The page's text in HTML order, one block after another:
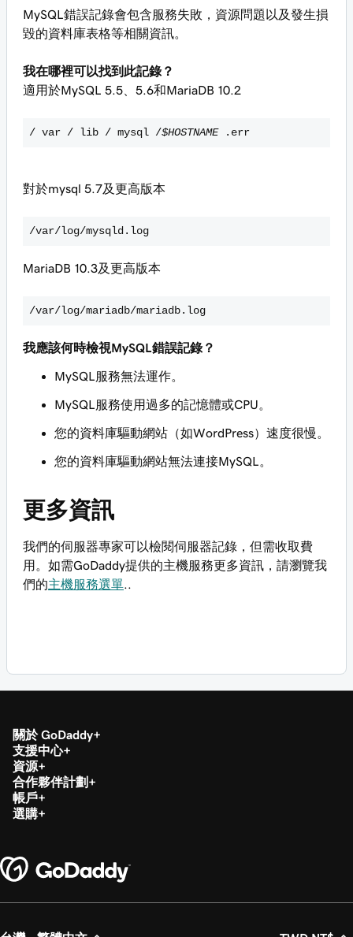
MySQL錯誤記錄會包含服務失敗，資源問題以及發生損
毀的資料庫表格等相關資訊。
我在哪裡可以找到此記錄？
適用於MySQL 5.5、5.6和MariaDB 10.2
/ var / lib / mysql /$HOSTNAME.err
對於mysql 5.7及更高版本
/var/log/mysqld.log
MariaDB 10.3及更高版本
/var/log/mariadb/mariadb.log
我應該何時檢視MySQL錯誤記錄？
MySQL服務無法運作。
MySQL服務使用過多的記憶體或CPU。
您的資料庫驅動網站（如WordPress）速度很慢。
您的資料庫驅動網站無法連接MySQL。
更多資訊
我們的伺服器專家可以檢閱伺服器記錄，但需收取費
用。如需GoDaddy提供的主機服務更多資訊，請瀏覽我
們的主機服務選單
關於 GoDaddy
支援中心
資源
合作夥伴計劃
帳戶
選購